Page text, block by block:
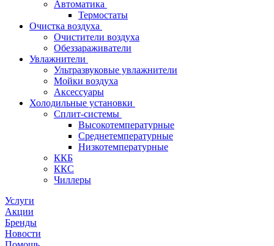
Автоматика
Термостаты
Очистка воздуха
Очистители воздуха
Обеззараживатели
Увлажнители
Ультразвуковые увлажнители
Мойки воздуха
Аксессуары
Холодильные установки
Сплит-системы
Высокотемпературные
Среднетемпературные
Низкотемпературные
ККБ
ККС
Чиллеры
Услуги
Акции
Бренды
Новости